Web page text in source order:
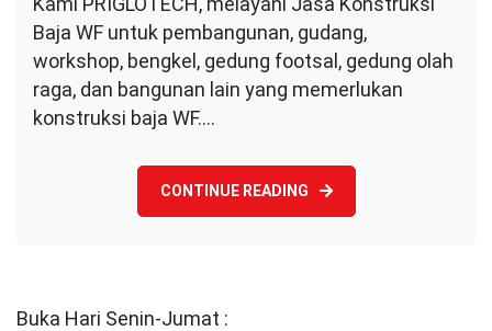
Konstruksi
Baja WF untuk pembangunan, gudang,
workshop, bengkel, gedung footsal, gedung olah
raga, dan bangunan lain yang memerlukan
konstruksi baja WF.…
CONTINUE READING
Buka Hari Senin-Jumat :